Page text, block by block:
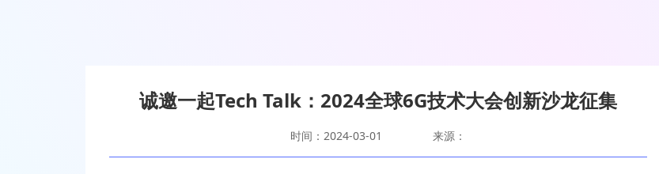
诚邀一起Tech Talk：2024全球6G技术大会创新沙龙征集
时间：2024-03-01 来源：